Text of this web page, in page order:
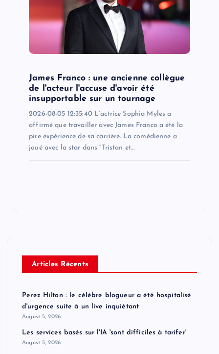
James Franco : une ancienne collègue
de l'acteur l'accuse d'avoir été
insupportable sur un tournage
2026-08-05 12:35:40 L’actrice Sophia Myles a
affirmé que travailler avec James Franco a été la
pire expérience de sa carrière. La comédienne a
joué avec la star dans “Tristan et…
Articles Récents
Perez Hilton : le célèbre blogueur a été hospitalisé
d'urgence suite à un live inquiétant
August 5, 2026
Les services basés sur l'IA 'sont difficiles à tarifer'
August 5, 2026